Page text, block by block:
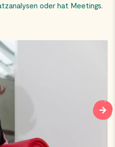
oder hat Meetings.